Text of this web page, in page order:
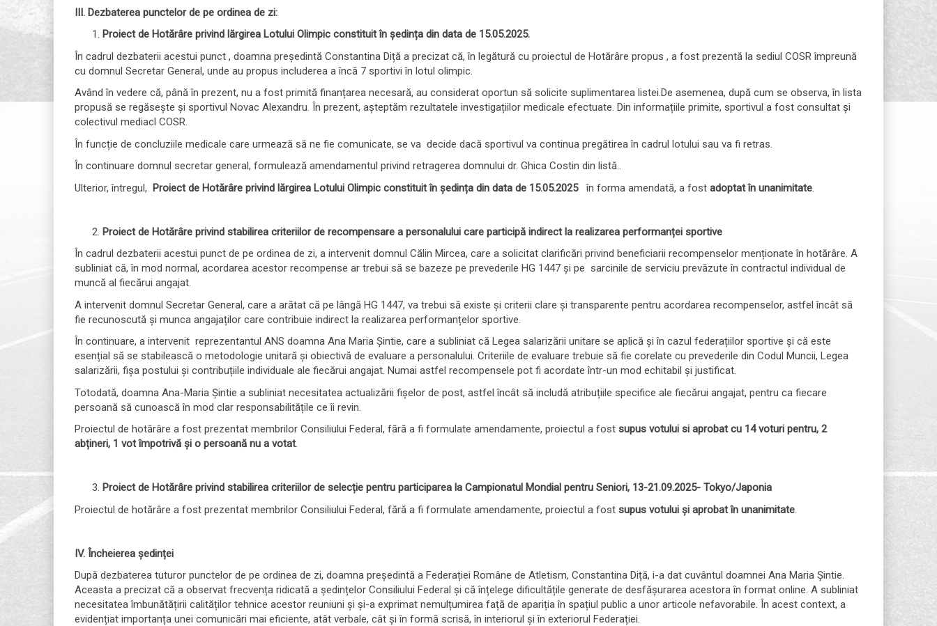
III. Dezbaterea punctelor de pe ordinea de zi:
Proiect de Hotărâre privind lărgirea Lotului Olimpic constituit în ședința din data de 15.05.2025.
În cadrul dezbaterii acestui punct , doamna președintă Constantina Diță a precizat că, în legătură cu proiectul de Hotărâre propus , a fost prezentă la sediul COSR împreună
cu domnul Secretar General, unde au propus includerea a încă 7 sportivi în lotul olimpic.
Având în vedere că, până în prezent, nu a fost primită finanțarea necesară, au considerat oportun să solicite suplimentarea listei.De asemenea, după cum se observa, în lista
propusă se regăsește și sportivul Novac Alexandru. În prezent, așteptăm rezultatele investigațiilor medicale efectuate. Din informațiile primite, sportivul a fost consultat și
colectivul mediacl COSR.
În funcție de concluziile medicale care urmează să ne fie comunicate, se va decide dacă sportivul va continua pregătirea în cadrul lotului sau va fi retras.
În continuare domnul secretar general, formulează amendamentul privind retragerea domnului dr. Ghica Costin din listă..
Ulterior, întregul, Proiect de Hotărâre privind lărgirea Lotului Olimpic constituit în ședința din data de 15.05.2025 în forma amendată, a fost adoptat în unanimitate
Proiect de Hotărâre privind stabilirea criteriilor de recompensare a personalului care participă indirect la realizarea performanței sportive
În cadrul dezbaterii acestui punct de pe ordinea de zi, a intervenit domnul Călin Mircea, care a solicitat clarificări privind beneficiarii recompenselor menționate în hotărâre. A
subliniat că, în mod normal, acordarea acestor recompense ar trebui să se bazeze pe prevederile HG 1447 și pe sarcinile de serviciu prevăzute în contractul individual de
muncă al fiecărui angajat.
A intervenit domnul Secretar General, care a arătat că pe lângă HG 1447, va trebui să existe și criterii clare și transparente pentru acordarea recompenselor, astfel încât să
fie recunoscută și munca angajaților care contribuie indirect la realizarea performanțelor sportive.
În continuare, a intervenit reprezentantul ANS doamna Ana Maria Șintie, care a subliniat că Legea salarizării unitare se aplică și în cazul federațiilor sportive și că este
esențial să se stabilească o metodologie unitară și obiectivă de evaluare a personalului. Criteriile de evaluare trebuie să fie corelate cu prevederile din Codul Muncii, Legea
salarizării, fișa postului și contribuțiile individuale ale fiecărui angajat. Numai astfel recompensele pot fi acordate într-un mod echitabil și justificat.
Totodată, doamna Ana-Maria Șintie a subliniat necesitatea actualizării fișelor de post, astfel încât să includă atribuțiile specifice ale fiecărui angajat, pentru ca fiecare
persoană să cunoască în mod clar responsabilitățile ce îi revin.
Proiectul de hotărâre a fost prezentat membrilor Consiliului Federal, fără a fi formulate amendamente, proiectul a fost supus votului si aprobat cu 14 voturi pentru, 2
abțineri, 1 vot împotrivă și o persoană nu a votat.
Proiect de Hotărâre privind stabilirea criteriilor de selecție pentru participarea la Campionatul Mondial pentru Seniori, 13-21.09.2025- Tokyo/Japonia
Proiectul de hotărâre a fost prezentat membrilor Consiliului Federal, fără a fi formulate amendamente, proiectul a fost supus votului și aprobat în unanimitate
IV. Încheierea ședinței
După dezbaterea tuturor punctelor de pe ordinea de zi, doamna președintă a Federației Române de Atletism, Constantina Diță, i-a dat cuvântul doamnei Ana Maria Șintie.
Aceasta a precizat că a observat frecvența ridicată a ședințelor Consiliului Federal și că înțelege dificultățile generate de desfășurarea acestora în format online. A subliniat
necesitatea îmbunătățirii calităților tehnice acestor reuniuni și și-a exprimat nemulțumirea față de apariția în spațiul public a unor articole nefavorabile. În acest context, a
evidențiat importanța unei comunicări mai eficiente, atât verbale, cât și în formă scrisă, în interiorul și în exteriorul Federației.